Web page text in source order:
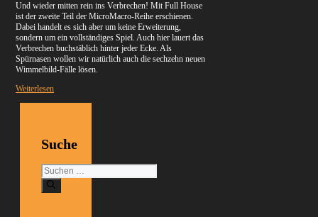
Und wieder mitten rein ins Verbrechen! Mit Full House
ist der zweite Teil der MicroMacro-Reihe erschienen.
Dabei handelt es sich aber um keine Erweiterung,
sondern um ein vollständiges Spiel. Auch hier lauert das
Verbrechen buchstäblich hinter jeder Ecke. Als
Spürnasen wollen wir natürlich auch die sechzehn neuen
Wimmelbild-Fälle lösen.
Weiterlesen
Suche
Suchen
nach: